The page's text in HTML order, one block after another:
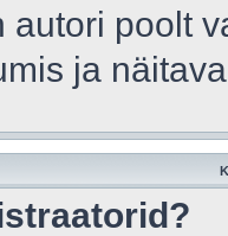
autori poolt
ja